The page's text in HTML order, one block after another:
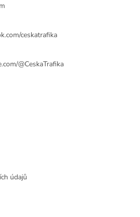
ý
s
ceskatrafika
@CeskaTrafika
údajů